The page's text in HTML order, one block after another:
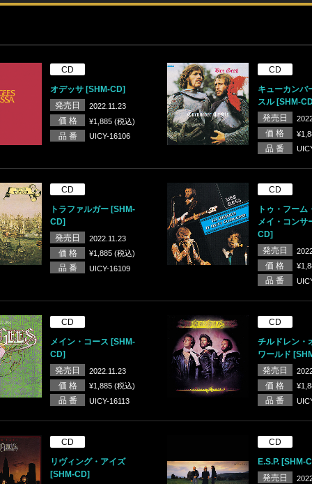
CD
オデッサ [SHM-CD]
発売日
2022.11.23
価 格 ¥1,885 (税込)
品 番 UICY-16106
CD
キューカンバ
スル [SHM-
発売日
価 格
品 番
CD
トラファルガー [SHM-
CD]
発売日
2022.11.23
価 格 ¥1,885 (税込)
品 番 UICY-16109
CD
トゥ・フーム
メイ・コンサ
CD]
発売日
価 格
品 番
CD
メイン・コース [SHM-
CD]
発売日
2022.11.23
価 格 ¥1,885 (税込)
品 番 UICY-16113
CD
チルドレン・
ワールド
発売日
価 格
品 番
CD
リヴィング・アイズ
[SHM-CD]
CD
E.S.P. [SHM-
発売日